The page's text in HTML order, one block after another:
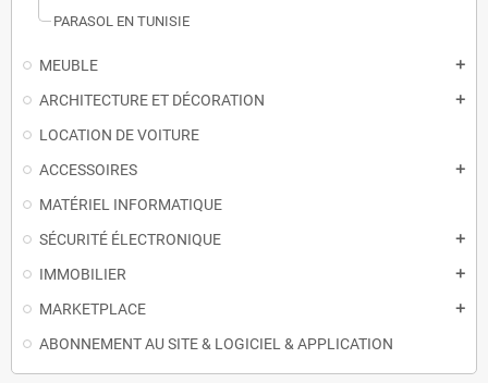
PARASOL EN TUNISIE
MEUBLE add
ARCHITECTURE ET DÉCORATION add
LOCATION DE VOITURE
ACCESSOIRES
add
MATÉRIEL INFORMATIQUE
SÉCURITÉ ÉLECTRONIQUE
add
IMMOBILIER add
MARKETPLACE add
ABONNEMENT AU SITE & LOGICIEL & APPLICATION